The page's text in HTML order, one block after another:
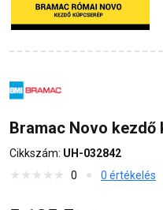
Bramac Novo
Cikkszám: UH-032842
0
0 értékelés